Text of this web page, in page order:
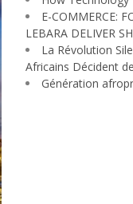
E-COMMERCE:
LEBARA DELIVER
La Révolution
Africains Décident
Génération